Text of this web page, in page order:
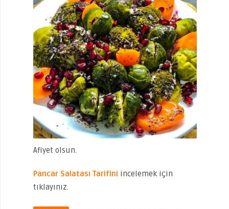
Afiyet olsun.
Pancar Salatası Tarifini incelemek için
tıklayınız.